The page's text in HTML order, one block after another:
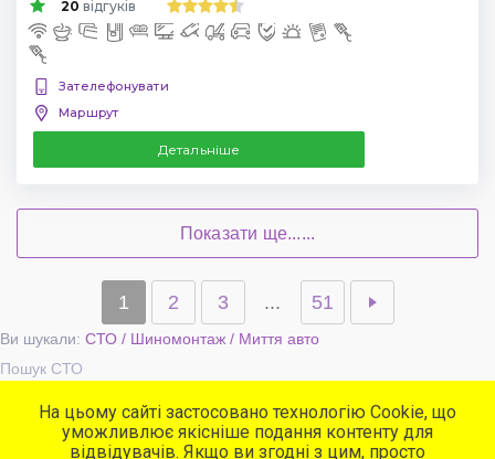
20 відгуків
Зателефонувати
Маршрут
Детальніше
Показати ще......
1 2 3 ... 51
Ви шукали: СТО / Шиномонтаж / Миття авто
Пошук СТО
Популярні сервіси
СТО
На цьому сайті застосовано технологію Cookie, що
уможливлює якісніше подання контенту для
відвідувачів. Якщо ви згодні з цим, просто